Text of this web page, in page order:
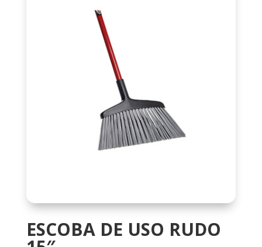
ESCOBA DE USO RUDO